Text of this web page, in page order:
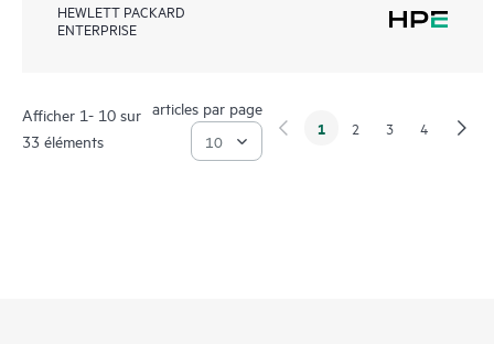
HEWLETT PACKARD
ENTERPRISE
Afficher 1- 10 sur
33 éléments
articles par page
1 2 3 4